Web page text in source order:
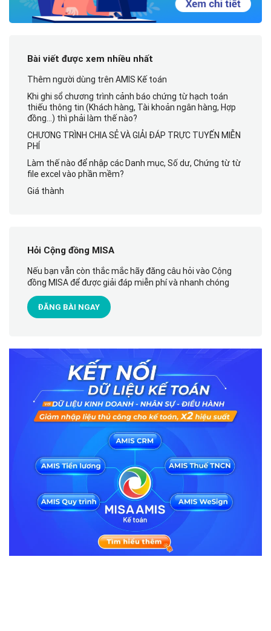
Bài viết được xem nhiều nhất
Thêm người dùng trên AMIS Kế toán
Khi ghi sổ chương trình cảnh báo chứng từ hạch toán
thiếu thông tin (Khách hàng, Tài khoản ngân hàng, Hợp
đồng…) thì phải làm thế nào?
CHƯƠNG TRÌNH CHIA SẺ VÀ GIẢI ĐÁP TRỰC TUYẾN MIỄN
PHÍ
Làm thế nào để nhập các Danh mục, Số dư, Chứng từ từ
file excel vào phần mềm?
Giá thành
Hỏi Cộng đồng MISA
Nếu bạn vẫn còn thắc mắc hãy đăng câu hỏi vào Cộng
đồng MISA để được giải đáp miễn phí và nhanh chóng
ĐĂNG BÀI NGAY